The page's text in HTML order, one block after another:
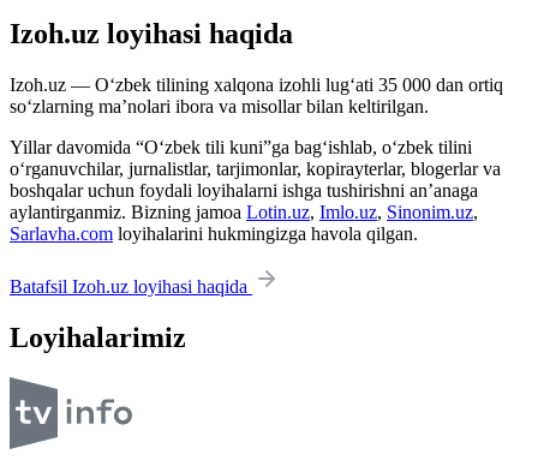
Izoh.uz loyihasi haqida
Izoh.uz — O‘zbek tilining xalqona izohli lug‘ati 35 000 dan ortiq
so‘zlarning ma’nolari ibora va misollar bilan keltirilgan.
Yillar davomida “O‘zbek tili kuni”ga bag‘ishlab, o‘zbek tilini
o‘rganuvchilar, jurnalistlar, tarjimonlar, kopirayterlar, blogerlar va
boshqalar uchun foydali loyihalarni ishga tushirishni an’anaga
aylantirganmiz. Bizning jamoa Lotin.uz, Imlo.uz, Sinonim.uz,
Sarlavha.com loyihalarini hukmingizga havola qilgan.
Batafsil Izoh.uz loyihasi haqida
Loyihalarimiz